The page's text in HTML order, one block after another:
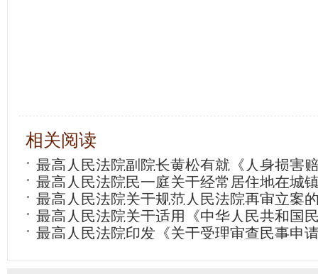
相关阅读
最高人民法院副院长黄松有就《人身损害
最高人民法院民一庭关于经常居住地在城
如何计算赔偿费用的复函
最高人民法院关于规范人民法院再审立案
最高人民法院关于适用《中华人民共和国
(再审)若干问题的解释
最高人民法院印发《关于受理审查民事申